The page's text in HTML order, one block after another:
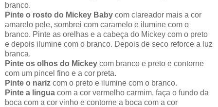
branco.
Pinte o rosto do Mickey Baby com clareador mais a cor
amarelo pele, sombrei com caramelo e ilumine com o
branco. Pinte as orelhas e a cabeça do Mickey com o preto
e depois ilumine com o branco. Depois de seco reforce a luz
branca.
Pinte os olhos do Mickey com branco e preto e contorne
com um pincel fino e a cor preta.
Pinte o nariz com o preto e ilumine com o branco.
Pinte a lingua com a cor vermelho carmim, faça o fundo da
boca com a cor vinho e contorne a boca com a cor